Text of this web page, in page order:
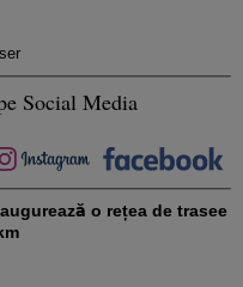
Social Media